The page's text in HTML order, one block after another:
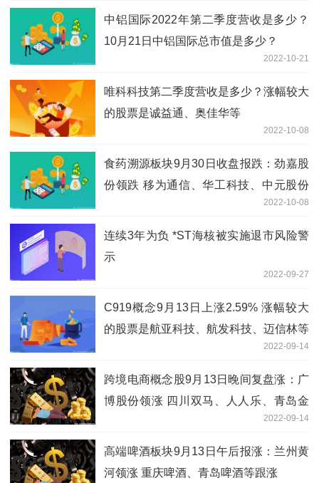
中铝国际2022年第二季度营收是多少？
10月21日中铝国际总市值是多少？
2022-10-21
唯科科技第二季度营收是多少？涨幅较大
的股票是诚益通、奥佳华等
2022-10-08
食药溯源板块9月30日收盘报跌：劲嘉股
份领跌 移为通信、华工科技、中元股份
2022-10-08
连续3年为负 *ST海核被实施退市风险警
示
2022-09-27
C919概念9月13日上涨2.59% 涨幅较大
的股票是航亚科技、航发科技、迈信林等
2022-09-14
跨境电商概念股9月13日晚间复盘涨：广
博股份领涨 四川双马、人人乐、青岛金
2022-09-14
高端啤酒板块9月13日午后报涨：兰州黄
河领涨 重庆啤酒、青岛啤酒等跟涨